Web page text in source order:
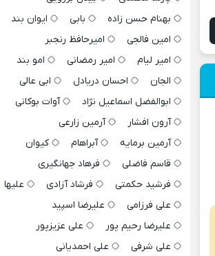
بهنام حسن زاده
بابی
ایوان بند
امین فالجی
امیرحافظ رنجبر
امیر لیام
امیر رمضانی
امو بند
الجان
احسان دریادل
ابی عالی
ابوالفضل اسماعیل نژاد
آوات بوکانی
آرون افشار
آرمین زارعی
آرمین برمایه
آبراهام
کیوان
قاسم فاضلی
فرهاد جهانگیری
فرشید حکمتی
فرشاد آزادی
علیها
علی فرزامی
علیرضا اسپید
علیرضا رحیم پور
علی عزیزپور
علی شرفی
علی احمدیانی